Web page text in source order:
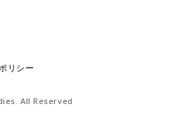
リシー
All Reserved